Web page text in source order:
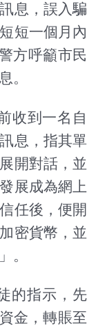
息，誤入騙
短一個月內
方呼籲市民
。
收到一名自
息，指其單
開對話，並
展成為網上
任後，便開
密貨幣，並
。
的指示，先
金，轉賬至